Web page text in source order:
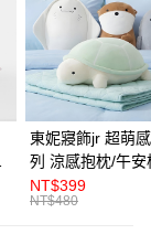
東妮寢飾jr 超萌感凍系
列 涼感抱枕/午安
NT$399
NT$480